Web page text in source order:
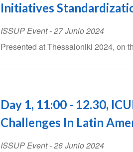
Initiatives
ISSUP Event-27 Junio 2024
Presented at Thessaloniki 2024, on
Day 1, 11:00 - 12.30,
Challenges In Latin
ISSUP Event-26 Junio 2024